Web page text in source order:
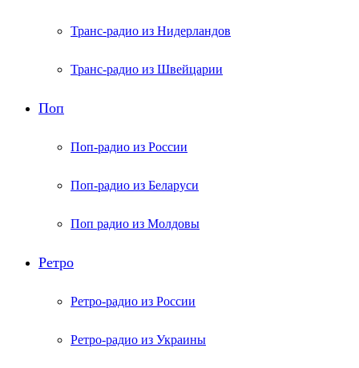
Транс-радио из Нидерландов
Транс-радио из Швейцарии
Поп
Поп-радио из России
Поп-радио из Беларуси
Поп радио из Молдовы
Ретро
Ретро-радио из России
Ретро-радио из Украины